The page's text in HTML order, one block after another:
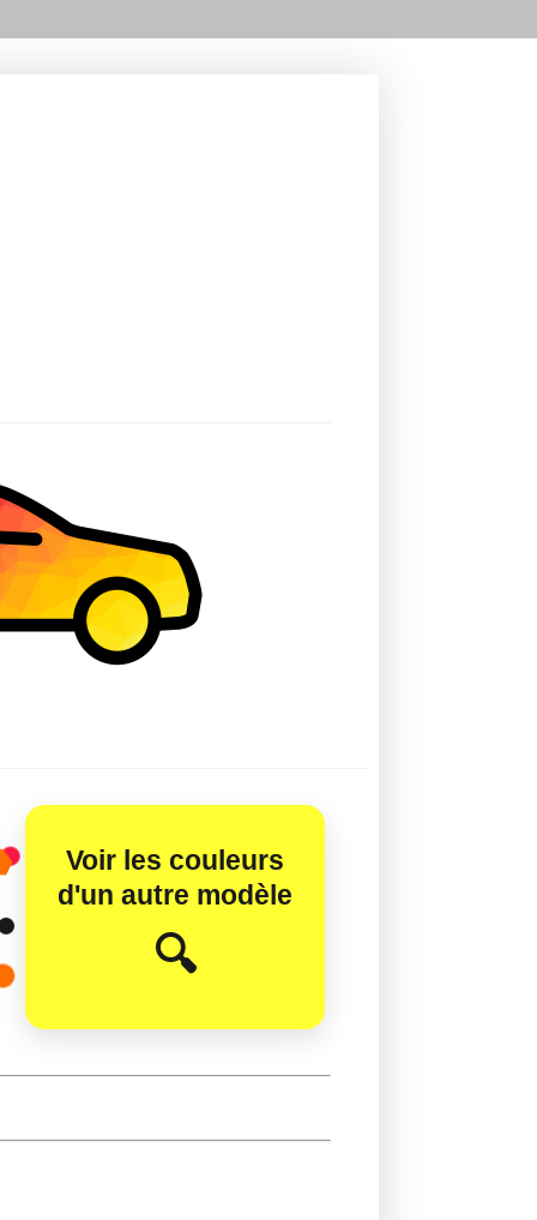
Voir les couleurs
d'un autre modèle
🔍